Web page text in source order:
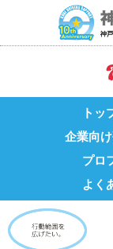
トッ
企業向
プロ
よく